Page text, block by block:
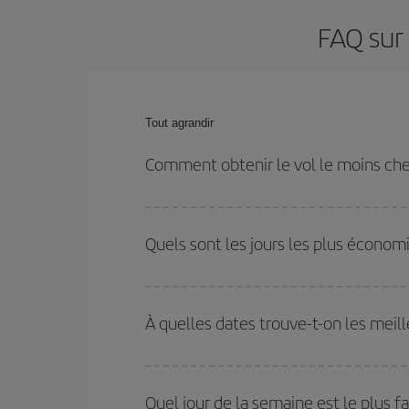
FAQ
Tout agrandir
Comment obtenir le vol le moins
les dates et les horaires de votre aller-retour.
Quels sont les jours les plus
vous partez, où vous voulez aller et à quelles
mais également pour les jours proches
, à
À quelles dates trouve-t-on les
et des vacances scolaires sont en haute saison.
Quel jour de la semaine est le plus